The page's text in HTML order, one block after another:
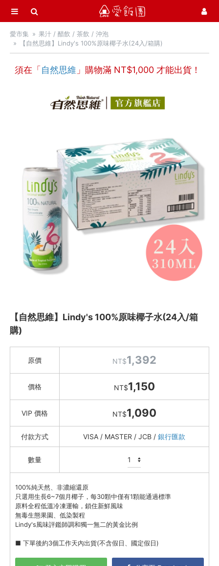
選單
首頁
愛飯團FB粉絲團
YouTube
Instagram
聯絡我們
客服專線
關於
關於愛飯團
合作與廣告
媒體推薦與報導
隱私保護
資訊安全
愛市集
果汁 / 醋飲 / 茶飲 / 沖泡
【自然思維】Lindy's 100%原味椰子水(24入/箱購)
須在「 自然思維 」購物滿 NT$1,000 才能出貨！
【自然思維】Lindy's 100%原味椰子水(24入/箱
購)
原價 NT$1,392
價格 NT$1,150
VIP 價格 NT$1,090
付款方式 VISA / MASTER / JCB / 銀行匯款
數量
100%純天然、非濃縮還原
只選用生長6~7個月椰子，每30顆中僅有1顆能通過標準
原料全程低溫冷凍運輸，鎖住新鮮風味
無毒生態果園、低染製程
Lindy's風味評鑑師調和獨一無二的黃金比例
■ 下單後約3個工作天內出貨(不含假日、國定假日)